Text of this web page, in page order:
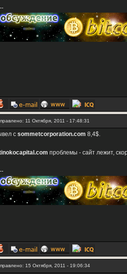
11 Октября, 2011 - 17:48:31
c sommetcorporation.com 8,4$.
проблемы - сайт лежит,
15 Октября, 2011 - 19:06:34